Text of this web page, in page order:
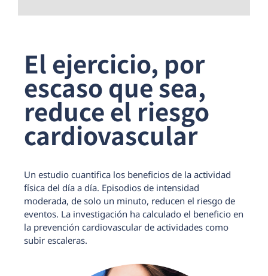
El ejercicio, por
escaso que sea,
reduce el riesgo
cardiovascular
Un estudio cuantifica los beneficios de la actividad
física del día a día. Episodios de intensidad
moderada, de solo un minuto, reducen el riesgo de
eventos. La investigación ha calculado el beneficio en
la prevención cardiovascular de actividades como
subir escaleras.